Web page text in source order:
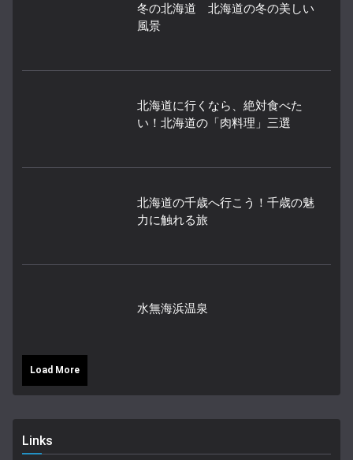
冬の北海道 北海道の冬の美しい
風景
北海道に行くなら、絶対食べた
い！北海道の「肉料理」三選
北海道の千歳へ行こう！千歳の魅
力に触れる旅
水無海浜温泉
Load More
Links